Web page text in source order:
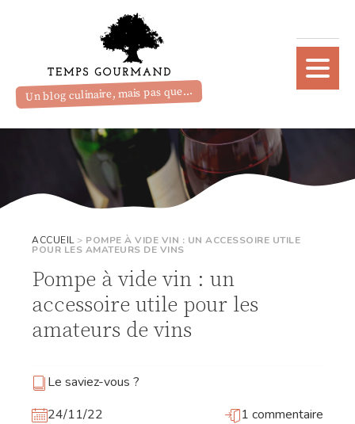
Un blog culinaire, mais pas que...
ACCUEIL> POMPE À VIDE VIN : UN ACCESSOIRE UTILE
POUR LES AMATEURS DE VINS
Pompe à vide vin : un
accessoire utile pour les
amateurs de vins
Le saviez-vous ?
24/11/22
1 commentaire